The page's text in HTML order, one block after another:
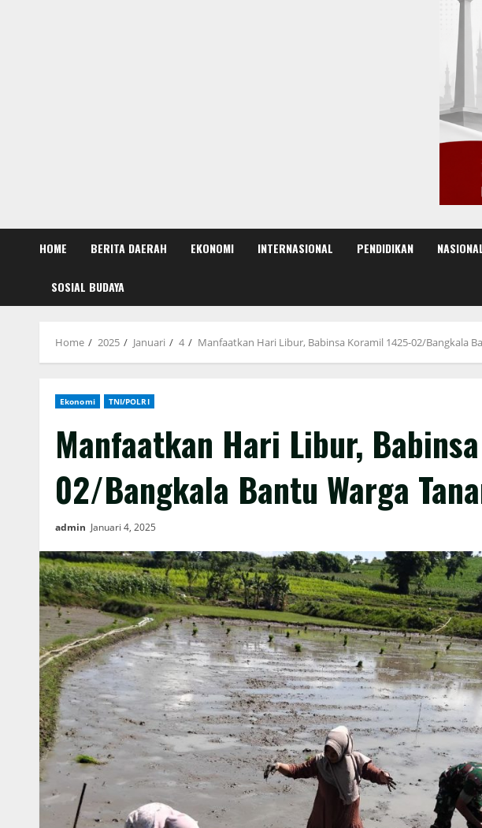
HOME BERITA DAERAH EKONOMI INTERNASIONAL PENDIDIKAN
SOSIAL BUDAYA
Home 2025 Januari 4 Manfaatkan Hari Libur, Babinsa Koramil 1425-02/Bangkala
Ekonomi TNI/POLRI
Manfaatkan Hari Libur,
02/Bangkala Bantu Warga
admin Januari 4, 2025